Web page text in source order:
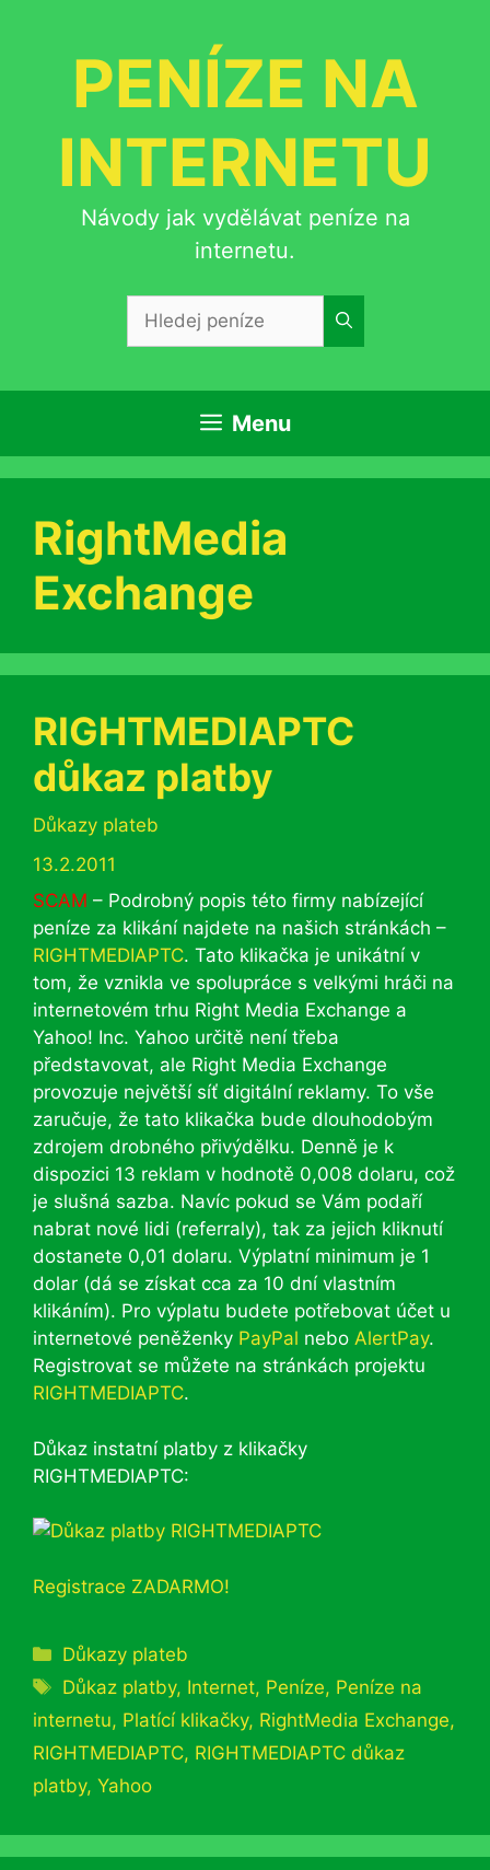
PENÍZE NA
INTERNETU
Návody jak vydělávat peníze na
internetu.
Menu
RightMedia
Exchange
RIGHTMEDIAPTC
důkaz platby
Rubriky
Důkazy plateb
13.2.2011
SCAM – Podrobný popis této firmy nabízející
peníze za klikání najdete na našich stránkách –
RIGHTMEDIAPTC. Tato klikačka je unikátní v
tom, že vznikla ve spolupráce s velkými hráči na
internetovém trhu Right Media Exchange a
Yahoo! Inc. Yahoo určitě není třeba
představovat, ale Right Media Exchange
provozuje největší síť digitální reklamy. To vše
zaručuje, že tato klikačka bude dlouhodobým
zdrojem drobného přivýdělku. Denně je k
dispozici 13 reklam v hodnotě 0,008 dolaru, což
je slušná sazba. Navíc pokud se Vám podaří
nabrat nové lidi (referraly), tak za jejich kliknutí
dostanete 0,01 dolaru. Výplatní minimum je 1
dolar (dá se získat cca za 10 dní vlastním
klikáním). Pro výplatu budete potřebovat účet u
internetové peněženky PayPal nebo AlertPay.
Registrovat se můžete na stránkách projektu
RIGHTMEDIAPTC.
Důkaz instatní platby z klikačky
RIGHTMEDIAPTC:
Registrace ZADARMO!
Rubriky
Důkazy plateb
Štítky
Důkaz platby, Internet, Peníze, Peníze na
internetu, Platící klikačky, RightMedia Exchange,
RIGHTMEDIAPTC, RIGHTMEDIAPTC důkaz
platby, Yahoo